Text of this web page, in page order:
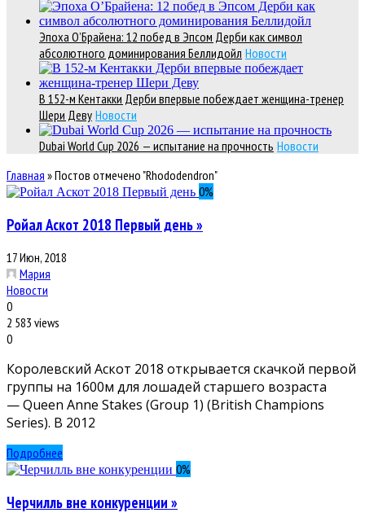
Эпоха О’Брайена: 12 побед в Эпсом Дерби как символ
абсолютного доминирования Беллидойл Новости
В 152-м Кентакки Дерби впервые побеждает женщина-тренер
Шери Деву Новости
Dubai World Cup 2026 — испытание на прочность Новости
Главная »Постов отмечено "Rhododendron"
0%
Ройал Аскот 2018 Первый день »
17 Июн, 2018
Мария
Новости
0
2 583 views
0
Королевский Аскот 2018 открывается скачкой первой
группы на 1600м для лошадей старшего возраста
— Queen Anne Stakes (Group 1) (British Champions
Series). В 2012
Подробнее
0%
Черчилль вне конкуренции »